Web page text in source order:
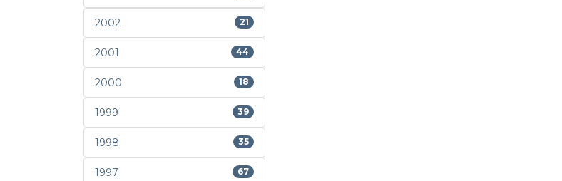
2002 21
2001 44
2000 18
1999 39
1998 35
1997 67